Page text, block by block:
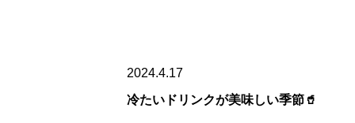
2024.4.17
冷たいドリンクが美味しい季節🥤